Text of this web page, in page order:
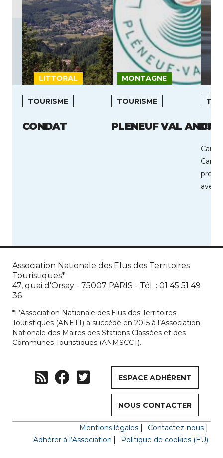
LITTORAL MONTAGNE
TOURISME
CONDAT
TOURISME
PLENEUF VAL ANDRE
avec
Association Nationale des Elus des Territoires
Touristiques*
47, quai d'Orsay - 75007 PARIS - Tél. : 01 45 51 49
36
*L’Association Nationale des Elus des Territoires
Touristiques (ANETT) a succédé en 2015 à l’Association
Nationale des Maires des Stations Classées et des
Communes Touristiques (ANMSCCT).
ESPACE ADHÉRENT
NOUS CONTACTER
Mentions légales
Contactez-nous
Adhérer à l’Association
Politique de cookies (EU)